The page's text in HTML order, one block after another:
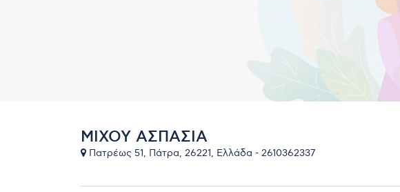
ΜΙΧΟΥ ΑΣΠΑΣΙΑ
Πατρέως 51, Πάτρα, 26221, Ελλάδα - 2610362337